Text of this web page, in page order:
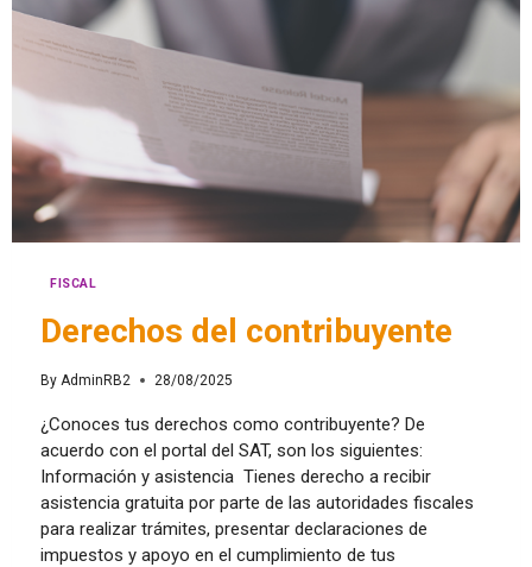
FISCAL
Derechos del contribuyente
By AdminRB2 28/08/2025
¿Conoces tus derechos como contribuyente? De
acuerdo con el portal del SAT, son los siguientes:
Información y asistencia Tienes derecho a recibir
asistencia gratuita por parte de las autoridades fiscales
para realizar trámites, presentar declaraciones de
impuestos y apoyo en el cumplimiento de tus